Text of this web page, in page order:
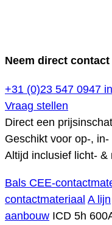
Neem direct contact
+31 (0)23 547 0947
Vraag stellen
Direct een
Geschikt voor op-,
Altijd inclusief licht- &
Bals CEE-
contactmateriaal A lijn
aanbouw ICD 5h